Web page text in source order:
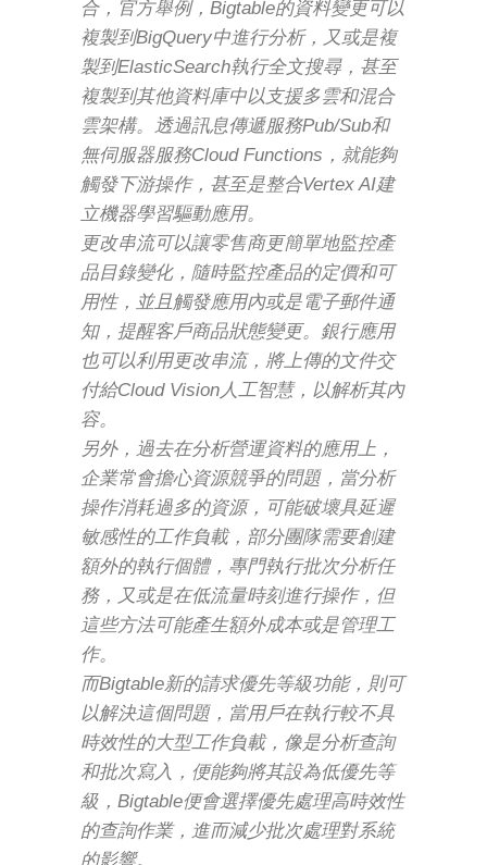
合，官方舉例，Bigtable的資料變更可以
複製到BigQuery中進行分析，又或是複
製到ElasticSearch執行全文搜尋，甚至
複製到其他資料庫中以支援多雲和混合
雲架構。透過訊息傳遞服務Pub/Sub和
無伺服器服務Cloud Functions，就能夠
觸發下游操作，甚至是整合Vertex AI建
立機器學習驅動應用。
更改串流可以讓零售商更簡單地監控產
品目錄變化，隨時監控產品的定價和可
用性，並且觸發應用內或是電子郵件通
知，提醒客戶商品狀態變更。銀行應用
也可以利用更改串流，將上傳的文件交
付給Cloud Vision人工智慧，以解析其內
容。
另外，過去在分析營運資料的應用上，
企業常會擔心資源競爭的問題，當分析
操作消耗過多的資源，可能破壞具延遲
敏感性的工作負載，部分團隊需要創建
額外的執行個體，專門執行批次分析任
務，又或是在低流量時刻進行操作，但
這些方法可能產生額外成本或是管理工
作。
而Bigtable新的請求優先等級功能，則可
以解決這個問題，當用戶在執行較不具
時效性的大型工作負載，像是分析查詢
和批次寫入，便能夠將其設為低優先等
級，Bigtable便會選擇優先處理高時效性
的查詢作業，進而減少批次處理對系統
的影響。